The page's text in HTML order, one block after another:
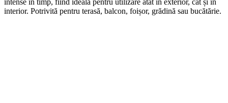
intense în timp, fiind ideală pentru utilizare atât în exterior, cât și în
interior. Potrivită pentru terasă, balcon, foișor, grădină sau bucătărie.